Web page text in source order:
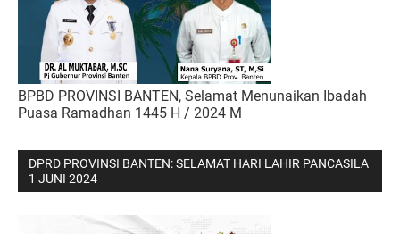
BPBD PROVINSI BANTEN, Selamat Menunaikan Ibadah
Puasa Ramadhan 1445 H / 2024 M
DPRD PROVINSI BANTEN: SELAMAT HARI LAHIR PANCASILA
1 JUNI 2024